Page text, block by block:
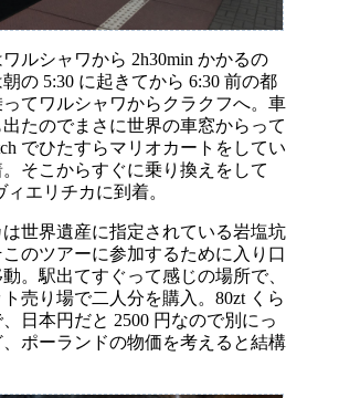
ルシャワから 2h30min かかるの
の 5:30 に起きてから 6:30 前の都
てワルシャワからクラクフへ。車
たのでまさに世界の車窓からって
でひたすらマリオカートをしてい
そこからすぐに乗り換えをして
エリチカに到着。
世界遺産に指定されている岩塩坑
のツアーに参加するために入り口
。駅出てすぐって感じの場所で、
売り場で二人分を購入。80zt くら
日本円だと 2500 円なので別にっ
ポーランドの物価を考えると結構